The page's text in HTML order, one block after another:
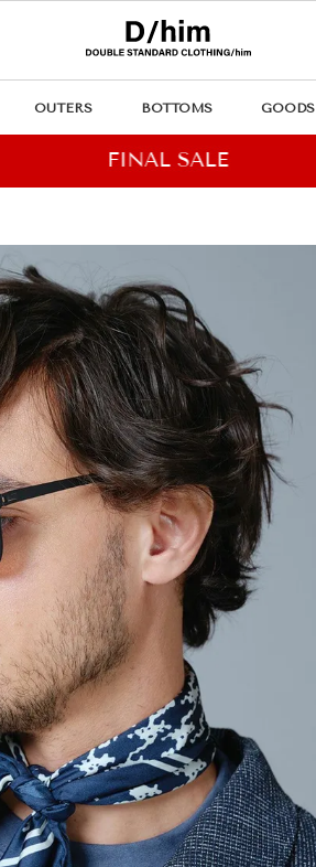
OUTERS BOTTOMS GOODS